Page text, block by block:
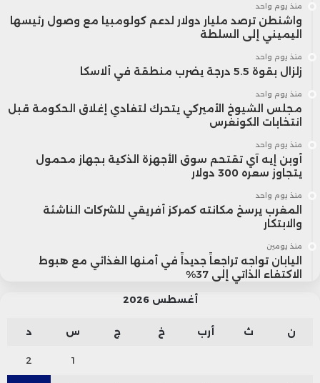
منذ يوم واحد
واشنطن ترصد مليار دولار لدعم كولومبيا مع وصول رئيسها
اليميني إلى السلطة
منذ يوم واحد
زلزال بقوة 5.5 درجة يضرب منطقة في ألاسكا
منذ يوم واحد
مجلس الشيوخ الأميركي يتحرك لتفادي إغلاق الحكومة قبل
انتخابات الكونغرس
منذ يوم واحد
أوبن إيه آي تقتحم سوق الأجهزة الذكية بجهاز محمول
يتجاوز سعره 300 دولار
منذ يوم واحد
المغرب يرسخ مكانته كمركز أفريقي للشركات الناشئة
والابتكار
منذ يومين
اليابان تواجه تراجعاً جديداً في أمنها الغذائي مع هبوط
الاكتفاء الذاتي إلى 37%
أغسطس 2026
ن ث أرب خ ج س د
1
2